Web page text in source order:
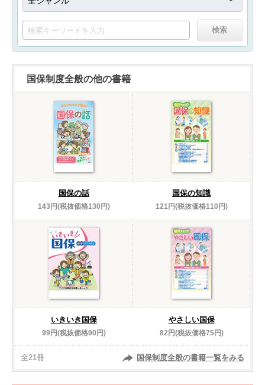
国保制度全般の他の書籍
国保の話
143円(税抜価格130円)
国保の知識
121円(税抜価格110円)
いきいき国保
99円(税抜価格90円)
やさしい国保
82円(税抜価格75円)
全21冊 国保制度全般の書籍一覧をみる